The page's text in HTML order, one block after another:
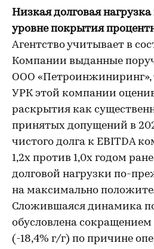
Низкая долговая
уровне покрытия
Агентство учитывает в
Компании выданные
ООО «Петроинжиниринг»,
УРК этой компании
раскрытия как
принятых допущений в
чистого долга к EBITDA
1,2х против 1,0х годом
долговой нагрузки по-
на максимально
Сложившаяся динамика
обусловлена сокращением
(-18,4% г/г) по причине